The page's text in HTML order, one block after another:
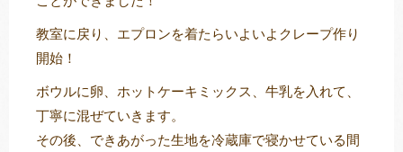
教室に戻り、エプロンを着たらいよいよクレープ作り
開始！
ボウルに卵、ホットケーキミックス、牛乳を入れて、
丁寧に混ぜていきます。
その後、できあがった生地を冷蔵庫で寝かせている間